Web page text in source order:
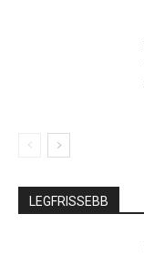
LEGFRISSEBB